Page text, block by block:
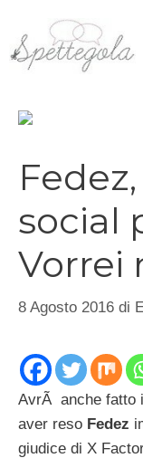
contenuto
social
Vorrei
8 Agosto 2016 di
AvrÃ anche fatto
aver reso Fedez
giudice di X